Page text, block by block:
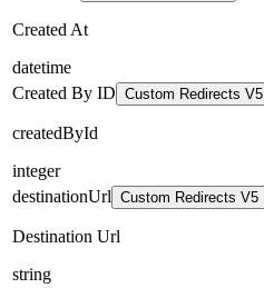
Created At
datetime
Created By ID Custom Redirects V5
createdById
integer
destinationUrl Custom Redirects V5
Destination Url
string